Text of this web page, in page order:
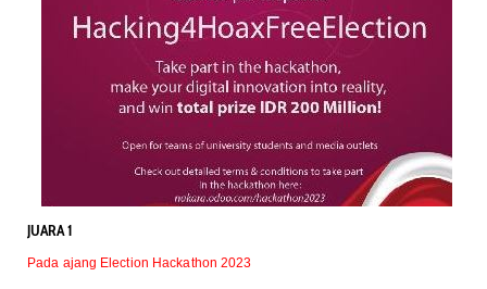
JUARA 1
Pada ajang Election Hackathon 2023